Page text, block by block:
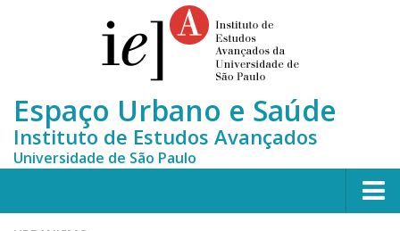
Espaço Urbano e Saúde
Instituto de Estudos Avançados
Universidade de São Paulo